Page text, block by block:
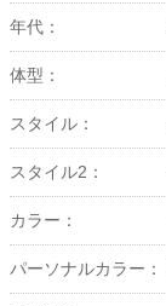
年代：
体型：
スタイル：
スタイル2：
カラー：
パーソナルカラー：